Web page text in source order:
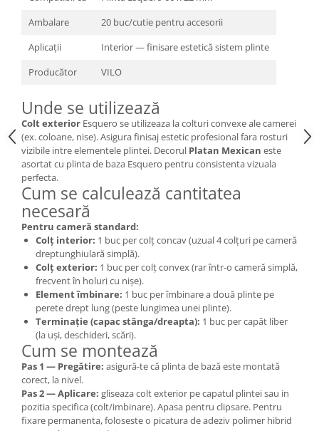
Ambalare
20 buc/cutie pentru accesorii
Aplicații
Interior — finisare estetică sistem plinte
Producător
VILO
Unde se utilizează
Colt exterior Esquero se utilizeaza la colturi convexe ale camerei
(ex. coloane, nise). Asigura finisaj estetic profesional fara rosturi
vizibile intre elementele plintei. Decorul Platan Mexican este
asortat cu plinta de baza Esquero pentru consistenta vizuala
perfecta.
Cum se calculează cantitatea
necesară
Pentru cameră standard:
Colț interior: 1 buc per colț concav (uzual 4 colțuri pe cameră
dreptunghiulară simplă).
Colț exterior: 1 buc per colț convex (rar într-o cameră simplă,
frecvent în holuri cu nișe).
Element îmbinare: 1 buc per îmbinare a două plinte pe
perete drept lung (peste lungimea unei plinte).
Terminație (capac stânga/dreapta): 1 buc per capăt liber
(la uși, deschideri, scări).
Cum se montează
Pas 1 — Pregătire: asigură-te că plinta de bază este montată
corect, la nivel.
Pas 2 — Aplicare: gliseaza colt exterior pe capatul plintei sau in
pozitia specifica (colt/imbinare). Apasa pentru clipsare. Pentru
fixare permanenta, foloseste o picatura de adeziv polimer hibrid